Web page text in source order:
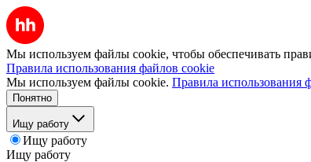
Мы используем файлы cookie, чтобы обеспечивать
Правила использования файлов cookie
Мы используем файлы cookie. Правила использования
Понятно
Ищу работу
Ищу работу
Ищу работу